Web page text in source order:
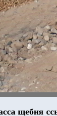
щебня